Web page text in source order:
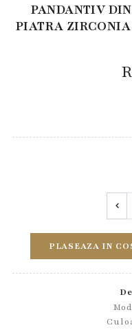
PANDANTIV
PIATRA
PLASEAZA IN